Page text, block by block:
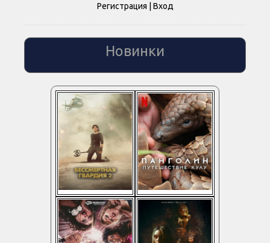
Регистрация | Вход
Новинки